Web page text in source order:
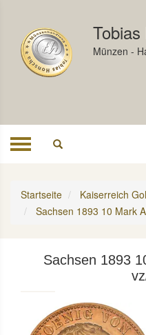
Münzen -
Toggle
Startseite
Kaiserreich
Sachsen 1893 10 Mark
Sachsen 1893